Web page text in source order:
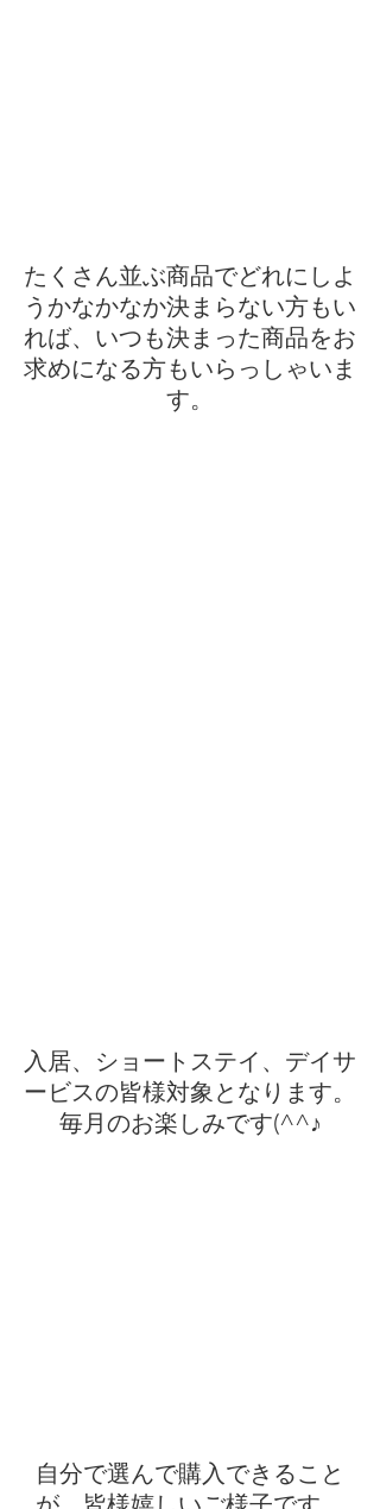
たくさん並ぶ商品でどれにしよ
うかなかなか決まらない方もい
れば、いつも決まった商品をお
求めになる方もいらっしゃいま
す。
入居、ショートステイ、デイサ
ービスの皆様対象となります。
毎月のお楽しみです(^^♪
自分で選んで購入できること